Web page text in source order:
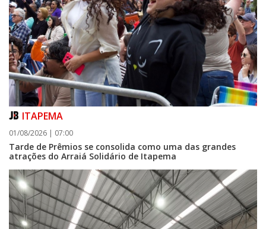
06/08/2026 | 07:00
Porto Belo abre inscrições para entidades da sociedade civil participarem
da composição do Conselho Municipal da Habitação
ITAPEMA
01/08/2026 | 07:00
Tarde de Prêmios se consolida como uma das grandes
atrações do Arraiá Solidário de Itapema